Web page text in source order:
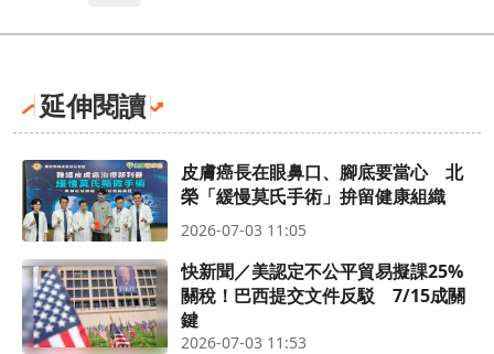
延伸閱讀
皮膚癌長在眼鼻口、腳底要當心 北
榮「緩慢莫氏手術」拚留健康組織
2026-07-03 11:05
快新聞／美認定不公平貿易擬課25%
關稅！巴西提交文件反駁 7/15成關
鍵
2026-07-03 11:53